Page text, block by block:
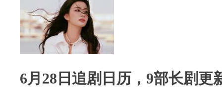
6月28日追剧日历，9部长剧更